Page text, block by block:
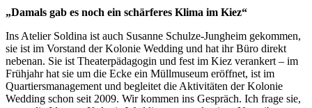
„Damals gab es noch ein schärferes Klima im Kiez“
Ins Atelier Soldina ist auch Susanne Schulze-Jungheim gekommen,
sie ist im Vorstand der Kolonie Wedding und hat ihr Büro direkt
nebenan. Sie ist Theaterpädagogin und fest im Kiez verankert – im
Frühjahr hat sie um die Ecke ein Müllmuseum eröffnet, ist im
Quartiersmanagement und begleitet die Aktivitäten der Kolonie
Wedding schon seit 2009. Wir kommen ins Gespräch. Ich frage sie,